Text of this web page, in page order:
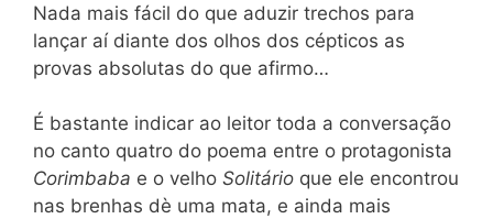
Nada mais fácil do que aduzir trechos para
lançar aí diante dos olhos dos cépticos as
provas absolutas do que afirmo…
É bastante indicar ao leitor toda a conversação
no canto quatro do poema entre o protagonista
Corimbaba e o velho Solitário que ele encontrou
nas brenhas dè uma mata, e ainda mais